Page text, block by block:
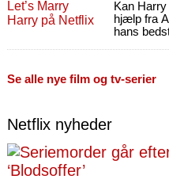
Kan
hjælp fra
hans
Se alle nye film og tv-serier
Netflix nyheder